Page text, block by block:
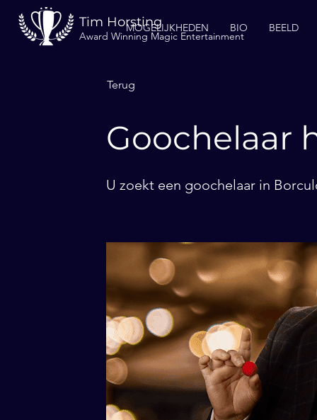
Tim Horsting
Award Winning Magic Entertainment
MOGELIJKHEDEN BIO BEELD
Terug
Goochelaar
U zoekt een goochelaar in